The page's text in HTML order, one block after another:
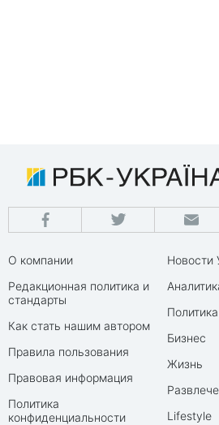
О компании
Редакционная политика и
стандарты
Как стать нашим автором
Правила пользования
Правовая информация
Политика
конфиденциальности
Новости
Политика
Бизнес
Жизнь
Lifestyle